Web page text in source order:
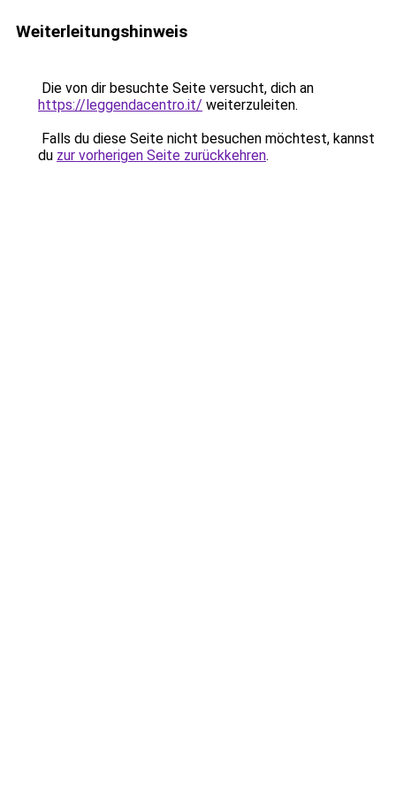
Weiterleitungshinweis
Die von dir besuchte Seite versucht, dich an
https://leggendacentro.it/ weiterzuleiten.
Falls du diese Seite nicht besuchen möchtest, kannst
du zur vorherigen Seite zurückkehren.